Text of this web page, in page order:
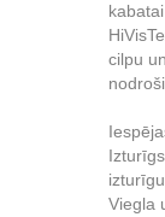
cilpu
Viegla